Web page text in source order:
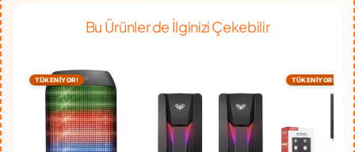
Bu Ürünler de İlginizi Çekebilir
TÜKENİYOR! TÜKENİYOR!